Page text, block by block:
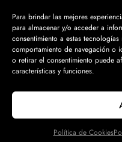
Para brindar las mejores
para almacenar y/o acceder a
consentimiento a estas
comportamiento de navegación o
o retirar el consentimiento puede
características y funciones.
Política de Cookies